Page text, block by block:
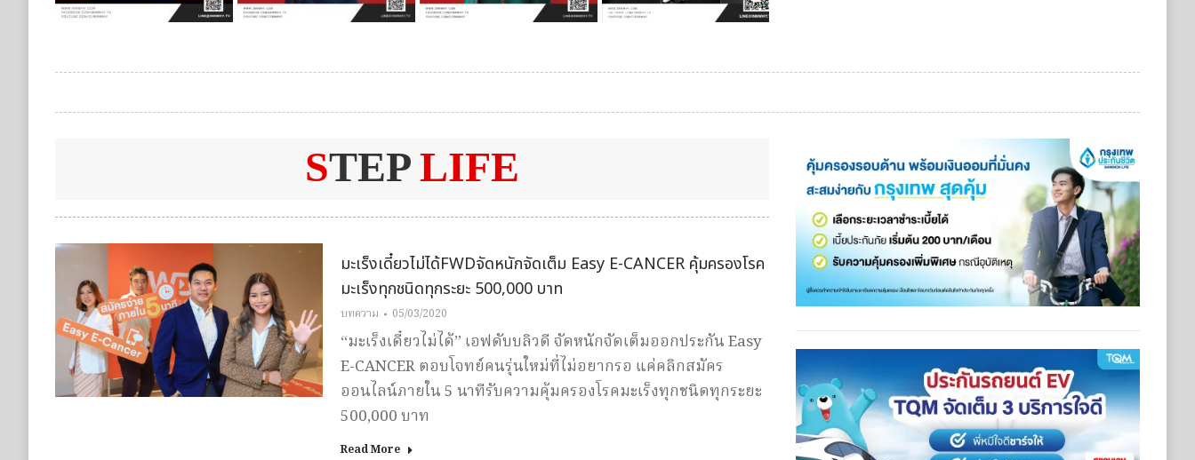
STEP LIFE
มะเร็งเดี๋ยวไม่ได้FWDจัดหนักจัดเต็ม Easy E-CANCER คุ้มครองโรค
มะเร็งทุกชนิดทุกระยะ 500,000 บาท
บทความ 05/03/2020
“มะเร็งเดี๋ยวไม่ได้” เอฟดับบลิวดี จัดหนักจัดเต็มออกประกัน Easy
E-CANCER ตอบโจทย์คนรุ่นใหม่ที่ไม่อยากรอ แค่คลิกสมัคร
ออนไลน์ภายใน 5 นาทีรับความคุ้มครองโรคมะเร็งทุกชนิดทุกระยะ
500,000 บาท
Read More